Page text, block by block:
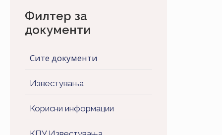
Филтер за
документи
Сите документи
Известувања
Корисни информации